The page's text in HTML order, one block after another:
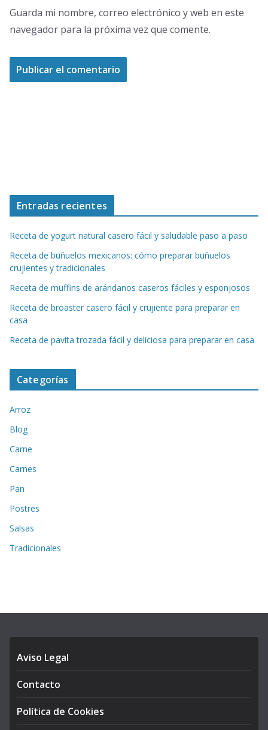
Guarda mi nombre, correo electrónico y web en este
navegador para la próxima vez que comente.
Entradas recientes
Receta de yogurt natural casero fácil y saludable paso a paso
Receta de buñuelos mexicanos: cómo preparar buñuelos
crujientes y tradicionales
Receta de muffins de arándanos caseros fáciles y esponjosos
Receta de broaster casero fácil y crujiente para preparar en
casa
Receta de pavita trozada fácil y deliciosa para preparar en casa
Categorías
Arroz
Blog
Carne
Carnes
Pan
Postres
Salsas
Tradicionales
Aviso Legal
Contacto
Política de Cookies